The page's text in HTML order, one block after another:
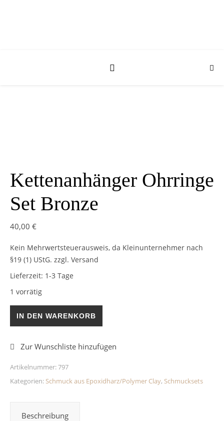
Kettenanhänger Ohrringe
Set Bronze
40,00 €
Kein Mehrwertsteuerausweis, da Kleinunternehmer nach
§19 (1) UStG. zzgl. Versand
Lieferzeit: 1-3 Tage
1 vorrätig
Kettenanhänger Ohrringe Set Bronze Menge
IN DEN WARENKORB
Artikelnummer:797
Kategorien: Schmuck aus Epoxidharz/Polymer Clay, Schmucksets
Beschreibung